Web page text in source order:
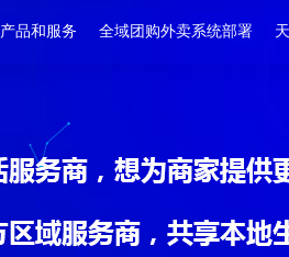
产品和服务 全域团购外卖系统部署